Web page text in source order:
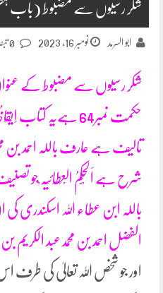
شکر رسیوں سے مضبوط (باب
ابو السرمد نومبر 16, 2023
شکر رسیوں سے مضبوط کے
حکمت نمبر64 ہےیہ
تالیف ہے عارف باللہ احمد بن
شرح ہے اَلْحِکَمُ الْعِطَائِیَہ ْجو
باللہ ابن عطاء اللہ اسکندری
الفضل احمد بن محمدعبد الکریم
اور جو شخص اللہ تعالیٰ کی طرف